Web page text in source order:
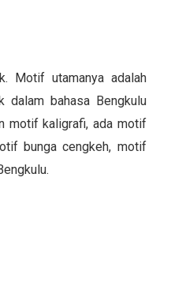
Motif utamanya adalah
dalam bahasa Bengkulu
motif kaligrafi, ada motif
bunga cengkeh, motif